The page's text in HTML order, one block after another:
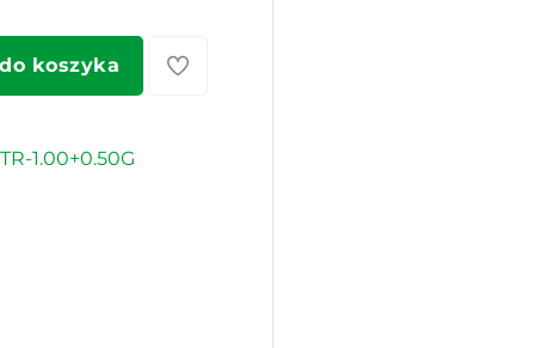
koszyka
1.00+0.50G